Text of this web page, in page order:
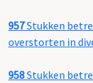
957Stukken
overstorten in
958Stukken